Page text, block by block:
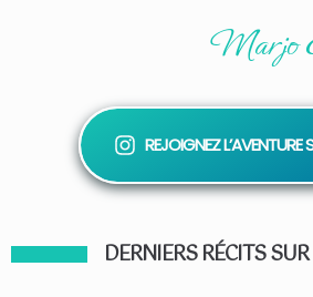
Marjo
REJOIGNEZ L’AVENTURE
DERNIERS RÉCITS